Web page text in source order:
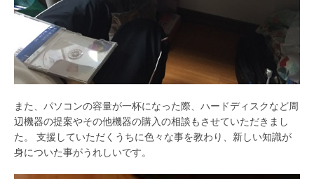
また、パソコンの容量が一杯になった際、ハードディスクなど周
辺機器の提案やその他機器の購入の相談もさせていただきまし
た。 支援していただくうちに色々な事を教わり、新しい知識が
身についた事がうれしいです。